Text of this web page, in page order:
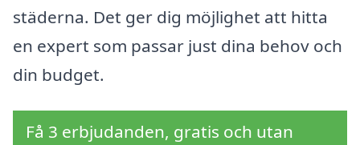
städerna. Det ger dig möjlighet att hitta
en expert som passar just dina behov och
din budget.
Få 3 erbjudanden, gratis och utan